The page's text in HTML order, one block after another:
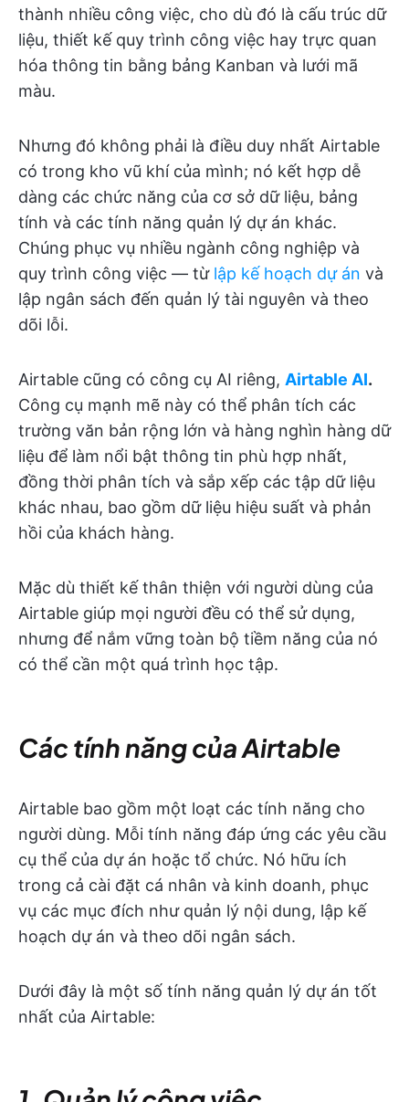
thành nhiều công việc, cho dù đó là cấu trúc dữ
liệu, thiết kế quy trình công việc hay trực quan
hóa thông tin bằng bảng Kanban và lưới mã
màu.
Nhưng đó không phải là điều duy nhất Airtable
có trong kho vũ khí của mình; nó kết hợp dễ
dàng các chức năng của cơ sở dữ liệu, bảng
tính và các tính năng quản lý dự án khác.
Chúng phục vụ nhiều ngành công nghiệp và
quy trình công việc — từ lập kế hoạch dự án và
lập ngân sách đến quản lý tài nguyên và theo
dõi lỗi.
Airtable cũng có công cụ AI riêng, Airtable AI.
Công cụ mạnh mẽ này có thể phân tích các
trường văn bản rộng lớn và hàng nghìn hàng dữ
liệu để làm nổi bật thông tin phù hợp nhất,
đồng thời phân tích và sắp xếp các tập dữ liệu
khác nhau, bao gồm dữ liệu hiệu suất và phản
hồi của khách hàng.
Mặc dù thiết kế thân thiện với người dùng của
Airtable giúp mọi người đều có thể sử dụng,
nhưng để nắm vững toàn bộ tiềm năng của nó
có thể cần một quá trình học tập.
Các tính năng của Airtable
Airtable bao gồm một loạt các tính năng cho
người dùng. Mỗi tính năng đáp ứng các yêu cầu
cụ thể của dự án hoặc tổ chức. Nó hữu ích
trong cả cài đặt cá nhân và kinh doanh, phục
vụ các mục đích như quản lý nội dung, lập kế
hoạch dự án và theo dõi ngân sách.
Dưới đây là một số tính năng quản lý dự án tốt
nhất của Airtable: